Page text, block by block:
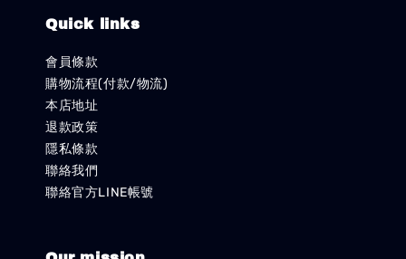
Quick links
會員條款
購物流程(付款/物流)
本店地址
退款政策
隱私條款
聯絡我們
聯絡官方LINE帳號